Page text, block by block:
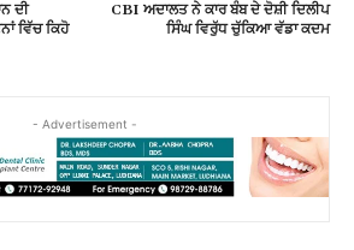
ਦੀ
ਵਿੱਚ ਕਿਹੋ
CBI ਅਦਾਲਤ ਨੇ ਕਾਰ ਬੰਬ ਦੇ ਦੋਸ਼ੀ ਦਿਲੀਪ
ਸਿੰਘ ਵਿਰੁੱਧ ਚੁੱਕਿਆ ਵੱਡਾ ਕਦਮ
- Advertisement -